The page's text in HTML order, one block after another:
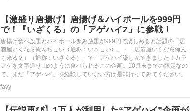
【激盛り唐揚げ】唐揚げ＆ハイボールを999円
で！『いざくる』の「アゲハイZ」に参戦！
唐揚げ食べ放題とハイボール飲み放題が999円で楽しめると話題の「居
酒屋いくなら俺んちこい（通称：いざこい）」・「居酒屋いくなら俺ん
ち来る？）（通称：いざくる）」で、アゲハイ楽しんできました！カラ
アゲを文字通り山のように食べられるこの企画。10月末までの限定なの
で、まだ「アゲハイ」を経験していない方は是非行ってみてください。
favy